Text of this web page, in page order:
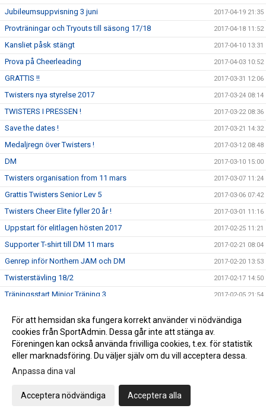
Jubileumsuppvisning 3 juni 2017-04-19 21:35
Provträningar och Tryouts till säsong 17/18 2017-04-18 11:52
Kansliet påsk stängt 2017-04-10 13:31
Prova på Cheerleading 2017-04-03 10:52
GRATTIS !! 2017-03-31 12:06
Twisters nya styrelse 2017 2017-03-24 08:14
TWISTERS I PRESSEN ! 2017-03-22 08:36
Save the dates ! 2017-03-21 14:32
Medaljregn över Twisters ! 2017-03-12 08:48
DM 2017-03-10 15:00
Twisters organisation from 11 mars 2017-03-07 11:24
Grattis Twisters Senior Lev 5 2017-03-06 07:42
Twisters Cheer Elite fyller 20 år ! 2017-03-01 11:16
Uppstart för elitlagen hösten 2017 2017-02-25 11:21
Supporter T-shirt till DM 11 mars 2017-02-21 08:04
Genrep inför Northern JAM och DM 2017-02-20 13:53
Twisterstävling 18/2 2017-02-17 14:50
Träningsstart Minior Träning 3 2017-02-05 21:54
Twisterstävling 2017
Ungdomslagen 2017-01-24 14:40
Värdegrund och syfte 2017-01-22 16:15
Nytt minior träningslag
Twisters styrelse söker ny kassör
För att hemsidan ska fungera korrekt använder vi nödvändiga
cookies från SportAdmin. Dessa går inte att stänga av.
Föreningen kan också använda frivilliga cookies, t.ex. för statistik
eller marknadsföring. Du väljer själv om du vill acceptera dessa.
Anpassa dina val
Acceptera nödvändiga Acceptera alla